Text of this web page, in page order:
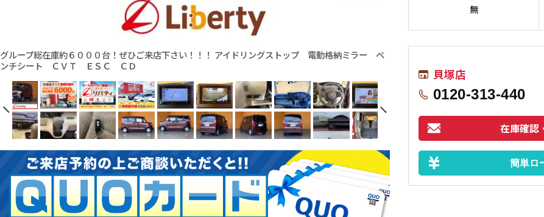
グループ総在庫約６０００台！ぜひご来店下さい！！！ アイドリングストップ 電動格納ミラー ベ
ンチシート ＣＶＴ ＥＳＣ ＣＤ
無
貝塚店
0120-313-440
在庫確認
簡単ロ